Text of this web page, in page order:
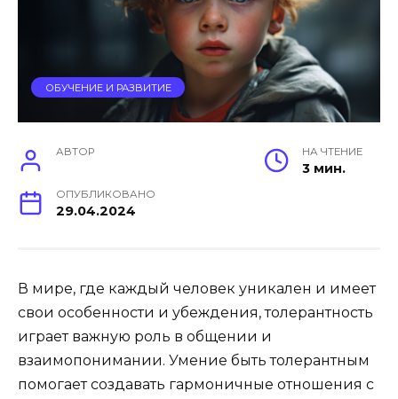
ОБУЧЕНИЕ И РАЗВИТИЕ
АВТОР НА ЧТЕНИЕ
3 мин.
ОПУБЛИКОВАНО
29.04.2024
В мире, где каждый человек уникален и имеет
свои особенности и убеждения, толерантность
играет важную роль в общении и
взаимопонимании. Умение быть толерантным
помогает создавать гармоничные отношения с